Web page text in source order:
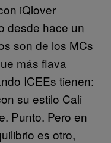
iQlover
desde hace un
son de los MCs
más flava
ICEEs tienen:
su estilo Cali
Punto. Pero en
es otro,